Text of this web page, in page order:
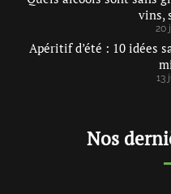
vins,
20
Apéritif d’été : 10 idées
13
Nos